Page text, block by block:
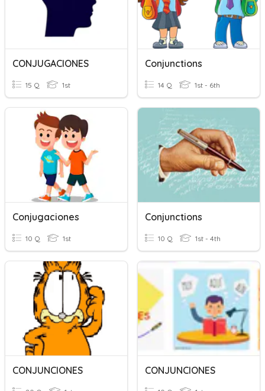
CONJUGACIONES
15 Q 1st
Conjunctions
14 Q 1st - 6th
Conjugaciones
10 Q 1st
Conjunctions
10 Q 1st - 4th
CONJUNCIONES CONJUNCIONES